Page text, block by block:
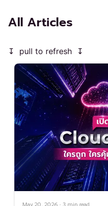
All Articles
↧ pull to refresh ↧
May 20, 2026 · 3 min read